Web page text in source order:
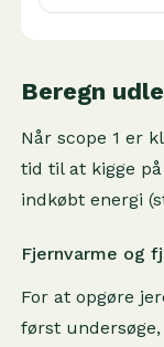
Beregn
Når scope 1 er
tid til at kigge
indkøbt energi
Fjernvarme og
For at opgøre
først